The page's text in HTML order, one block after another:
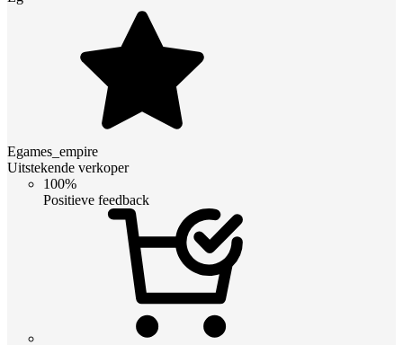
Egames_empire
Uitstekende verkoper
100%
Positieve feedback